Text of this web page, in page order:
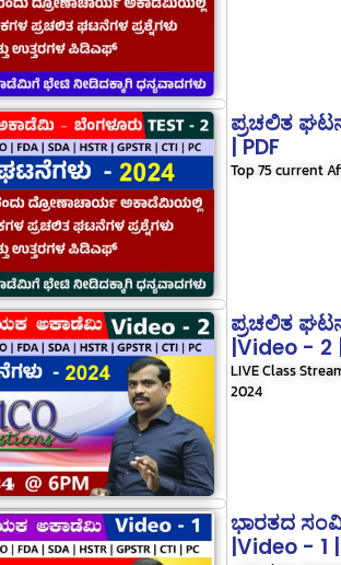
ಪ್ರಚಲಿತ
| PDF
Top 75 current
ಪ್ರಚಲಿತ
|Video - 2
LIVE Class
2024
ಭಾರತದ
|Video - 1